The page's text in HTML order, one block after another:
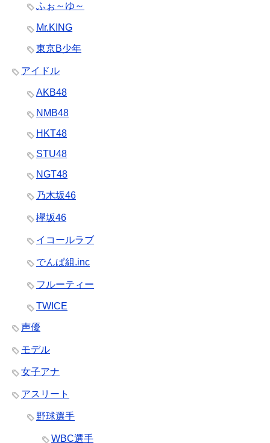
ふぉ～ゆ～
Mr.KING
東京B少年
アイドル
AKB48
NMB48
HKT48
STU48
NGT48
乃木坂46
欅坂46
イコールラブ
でんぱ組.inc
フルーティー
TWICE
声優
モデル
女子アナ
アスリート
野球選手
WBC選手